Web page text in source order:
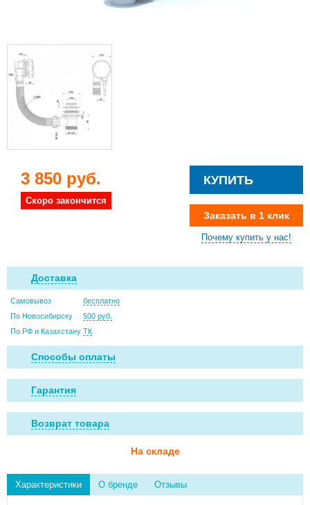
3 850 руб.
Скоро закончится
КУПИТЬ
Заказать в 1 клик
Почему купить у нас!
Доставка
Самовывоз
бесплатно
По Новосибирску
500 руб.
По РФ и Казахстану ТК
Способы оплаты
Гарантия
Возврат товара
На складе
Характеристики О бренде Отзывы